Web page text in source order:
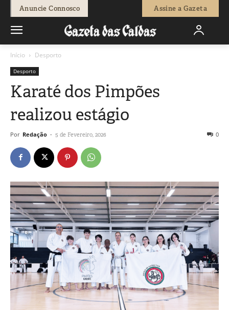
Anuncie Connosco Assine a Gazeta
Início Desporto
Desporto
Karaté dos Pimpões
realizou estágio
Por Redação - 5 de Fevereiro, 2026 0